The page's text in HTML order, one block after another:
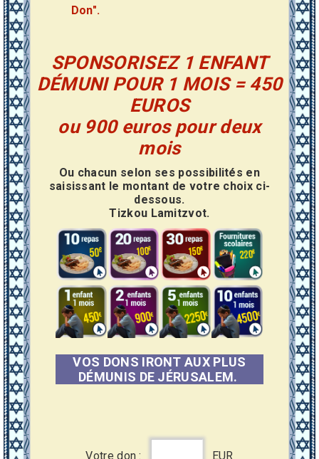
Don".
SPONSORISEZ 1 ENFANT
DÉMUNI POUR 1 MOIS = 450
EUROS
ou 900 euros pour deux
mois
Ou chacun selon ses possibilités en
saisissant le montant de votre choix ci-
dessous.
Tizkou Lamitzvot.
VOS DONS IRONT AUX PLUS
DÉMUNIS DE JÉRUSALEM.
Votre don : EUR